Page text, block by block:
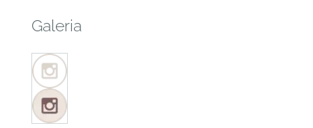
Galeria